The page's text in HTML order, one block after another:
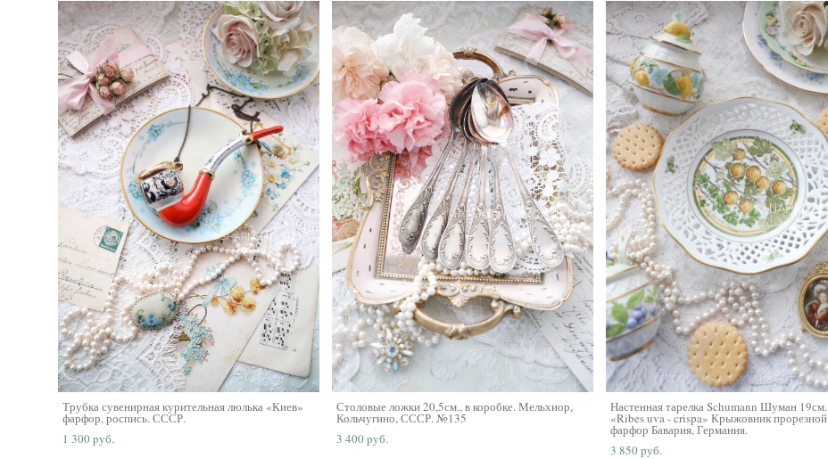
Трубка сувенирная курительная люлька «Киев»
фарфор, роспись. СССР.
1 300 pуб.
Столовые ложки 20,5см., в коробке. Мельхиор,
Кольчугино, СССР. №135
3 400 pуб.
Настенная тарелка Schumann Шуман 19см.
«Ribes uva - crispa» Крыжовник прорезной
фарфор Бавария, Германия.
3 850 pуб.